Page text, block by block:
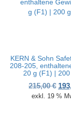
KERN & Sohn
208-205,
20 g (F1) |
215,00€
exkl. 19 %